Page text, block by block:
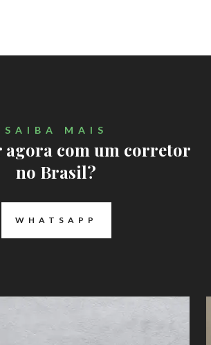
SAIBA MAIS
agora com um corretor
no Brasil?
WHATSAPP